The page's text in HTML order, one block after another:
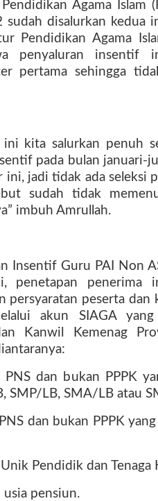
Agama Islam
sudah disalurkan kedua
Pendidikan Agama
penyaluran insentif
pertama sehingga
ini kita salurkan penuh
pada bulan januari-
ini, jadi tidak ada seleksi
sudah tidak
imbuh Amrullah.
Insentif Guru PAI Non
penetapan penerima
persyaratan peserta dan
akun SIAGA
Kanwil Kemenag
dan bukan PPPK
SMP/LB, SMA/LB atau
dan bukan PPPK
Pendidik dan Tenaga
usia pensiun.